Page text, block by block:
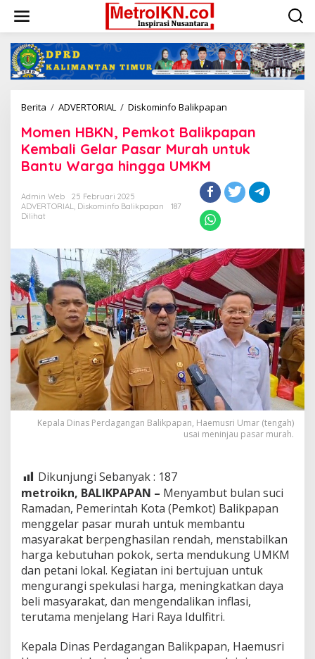
konten
Berita / ADVERTORIAL / Diskominfo Balikpapan
Pemkot
Balikpapan
Kembali
Pasar
Murah
hingga
UMKM
Momen HBKN, Pemkot Balikpapan
Kembali Gelar Pasar Murah untuk
Bantu Warga hingga UMKM
Admin Web
25 Februari 2025
ADVERTORIAL
Diskominfo Balikpapan
187
Dilihat
Kepala Dinas Perdagangan Balikpapan, Haemusri Umar (tengah)
usai meninjau pasar murah.
Dikunjungi Sebanyak : 187
metroikn, BALIKPAPAN – Menyambut bulan suci
Ramadan, Pemerintah Kota (Pemkot) Balikpapan
menggelar pasar murah untuk membantu
masyarakat berpenghasilan rendah, menstabilkan
harga kebutuhan pokok, serta mendukung UMKM
dan petani lokal. Kegiatan ini bertujuan untuk
mengurangi spekulasi harga, meningkatkan daya
beli masyarakat, dan mengendalikan inflasi,
terutama menjelang Hari Raya Idulfitri.
Kepala Dinas Perdagangan Balikpapan, Haemusri